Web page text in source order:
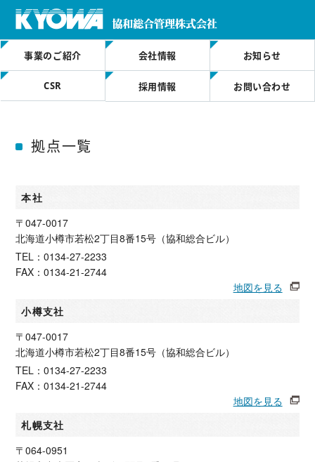
事業のご紹介 会社情報 お知らせ
CSR 採用情報 お問い合わせ
拠点一覧
本社
〒047-0017
北海道小樽市若松2丁目8番15号（協和総合ビル）
TEL：0134-27-2233
FAX：0134-21-2744
地図を見る
小樽支社
〒047-0017
北海道小樽市若松2丁目8番15号（協和総合ビル）
TEL：0134-27-2233
FAX：0134-21-2744
地図を見る
札幌支社
〒064-0951